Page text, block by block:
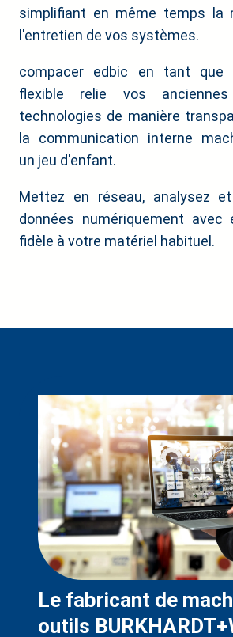
simplifiant en même temps la
l'entretien de vos systèmes.
compacer edbic en tant que
flexible relie vos
technologies de manière
la communication interne
un jeu d'enfant.
Mettez en réseau, analysez
données numériquement
fidèle à votre matériel habituel.
Le fabricant de
outils